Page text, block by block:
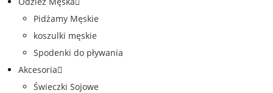
Pidżamy Męskie
koszulki męskie
Spodenki do pływania
Akcesoria
Świeczki Sojowe